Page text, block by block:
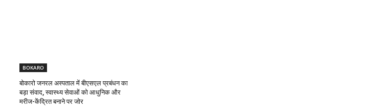
BOKARO
बोकारो जनरल अस्पताल में बीएसएल प्रबंधन का
बड़ा संवाद, स्वास्थ्य सेवाओं को आधुनिक और
मरीज-केंद्रित बनाने पर जोर